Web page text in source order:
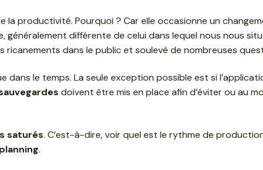
la productivité. Pourquoi ? Car elle occasionne un
différente de celui dans lequel nous nous
dans le public et soulevé de nombreuses
le temps. La seule exception possible est si
doivent être mis en place afin d’éviter ou au
saturés. C’est-à-dire, voir quel est le rythme de
.